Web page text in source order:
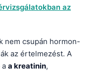
az
nem csupán hormon-
az értelmezést. A
a a kreatinin,